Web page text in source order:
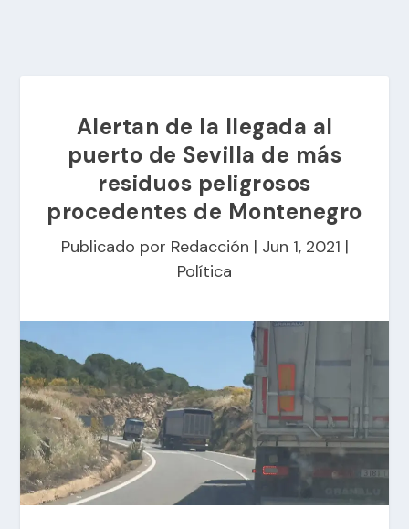
Alertan de la llegada al
puerto de Sevilla de más
residuos peligrosos
procedentes de Montenegro
Publicado por Redacción | Jun 1, 2021 |
Política